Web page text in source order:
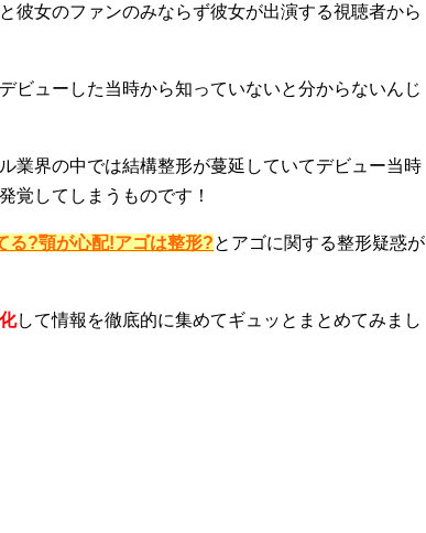
と彼女のファンのみならず彼女が出演する視聴者から
ビューした当時から知っていないと分からないんじ
業界の中では結構整形が蔓延していてデビュー当時
覚してしまうものです！
る?顎が心配!アゴは整形?とアゴに関する整形疑惑が
して情報を徹底的に集めてギュッとまとめてみまし